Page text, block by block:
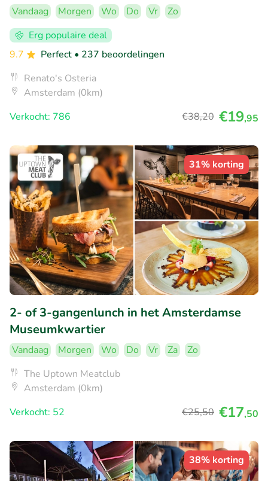
Vandaag Morgen Wo Do Vr
Zo
Erg populaire deal
9.7
Perfect • 237 beoordelingen
Renato's Osteria
Amsterdam (0km)
Verkocht: 786
€38,20 €19,95
31% korting
2- of 3-gangenlunch in het Amsterdamse
Museumkwartier
Vandaag Morgen Wo Do Vr Za
Zo
The Uptown Meatclub
Amsterdam (0km)
Verkocht: 52
€25,50 €17,50
38% korting